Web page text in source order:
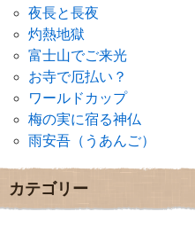
夜長と長夜
灼熱地獄
富士山でご来光
お寺で厄払い？
ワールドカップ
梅の実に宿る神仏
雨安吾（うあんご）
カテゴリー